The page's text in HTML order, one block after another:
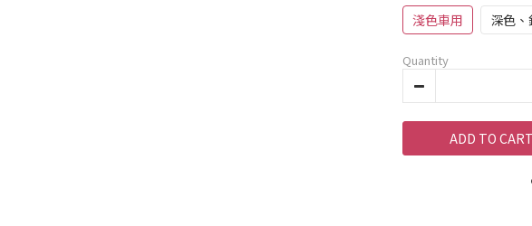
淺色車用 深色
Quantity
ADD TO CART